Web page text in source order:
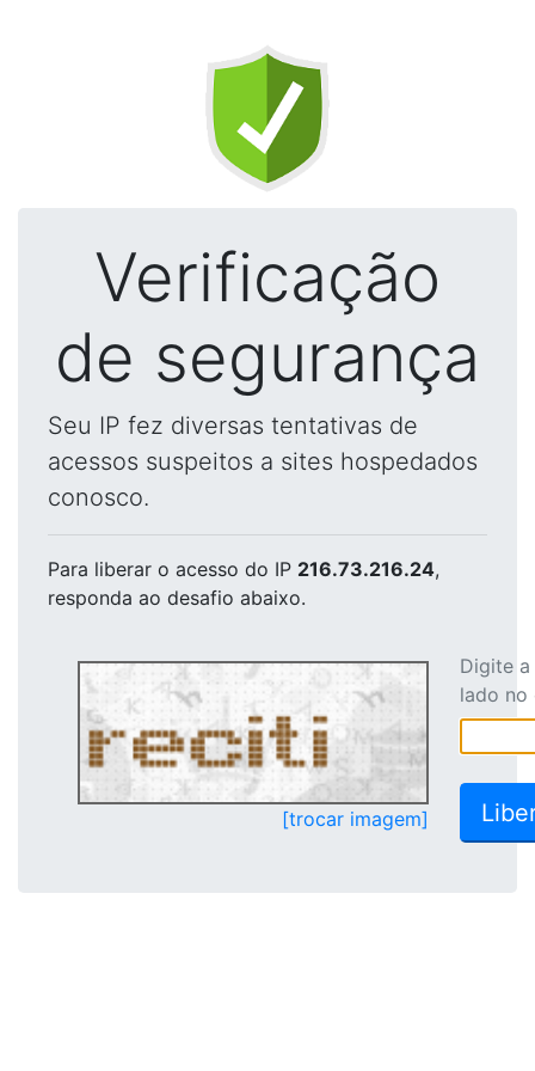
Verificação
de segurança
Seu IP fez diversas tentativas de
acessos suspeitos a sites hospedados
conosco.
Para liberar o acesso do IP 216.73.216.24,
responda ao desafio abaixo.
[trocar imagem]
Digite
lado no